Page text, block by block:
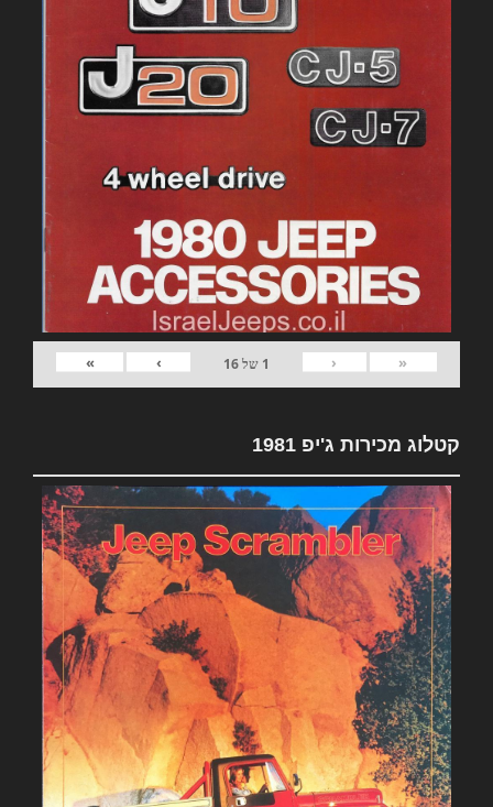
«
‹
1 של16
›
»
קטלוג מכירות ג'יפ 1981